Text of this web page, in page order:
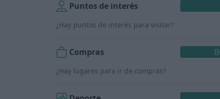
Puntos de interés
¿Hay puntos de interés para visitar?
Compras
¿Hay lugares para ir de compras?